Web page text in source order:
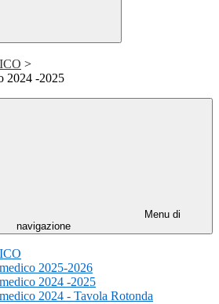
>
2024 -2025
Menu di
navigazione
2025-2026
2024 -2025
2024 - Tavola Rotonda